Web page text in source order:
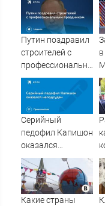
Путин поздравил
строителей с
профессиональным
праздником
Серийный
педофил Капишон
оказался
неподсуден
Какие страны